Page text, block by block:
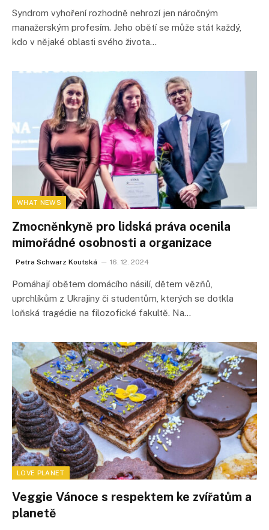
Syndrom vyhoření rozhodně nehrozí jen náročným
manažerským profesím. Jeho obětí se může stát každý,
kdo v nějaké oblasti svého života…
WHAT NEWS
Zmocněnkyně pro lidská práva ocenila
mimořádné osobnosti a organizace
Petra Schwarz Koutská 16. 12. 2024
Pomáhají obětem domácího násilí, dětem vězňů,
uprchlíkům z Ukrajiny či studentům, kterých se dotkla
loňská tragédie na filozofické fakultě. Na…
LOVE PLANET
Veggie Vánoce s respektem ke zvířatům a
planetě